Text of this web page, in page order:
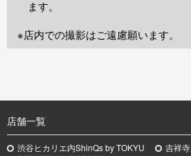
ます。
※店内での撮影はご遠慮願います。
店舗一覧
渋谷ヒカリエ内ShinQs by TOKYU
吉祥